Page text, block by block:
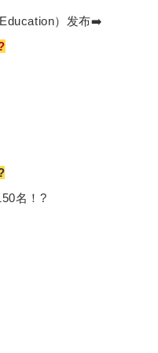
）发布➡️
名！?